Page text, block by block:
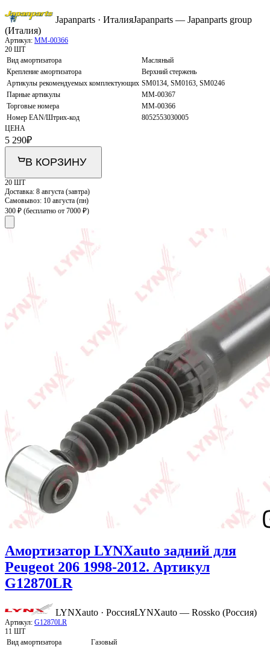
Japanparts · ИталияJapanparts — Japanparts group
(Италия)
Артикул: MM-00366
20 ШТ
Вид амортизатора
Масляный
Крепление амортизатора
Верхний стержень
Артикулы рекомендуемых комплектующих SM0134, SM0163, SM0246
Парные артикулы
MM-00367
Торговые номера
MM-00366
Номер EAN/Штрих-код
8052553030005
ЦЕНА
5 290₽
В КОРЗИНУ
20 ШТ
Доставка: 8 августа (завтра)
Самовывоз: 10 августа (пн)
300 ₽ (бесплатно от 7000 ₽)
Амортизатор LYNXauto задний для
Peugeot 206 1998-2012. Артикул
G12870LR
LYNXauto · РоссияLYNXauto — Rossko (Россия)
Артикул: G12870LR
11 ШТ
Вид амортизатора
Газовый